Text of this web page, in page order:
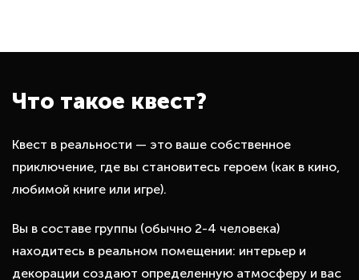
Что такое квест?
Квест в реальности — это ваше собственное
приключение, где вы становитесь героем (как в кино,
любимой книге или игре).
Вы в составе группы (обычно 2-4 человека)
находитесь в реальном помещении: интерьер и
декорации создают определенную атмосферу и вас